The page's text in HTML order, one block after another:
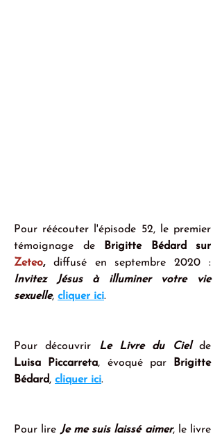
Pour réécouter l'épisode 52, le premier
témoignage de
Zeteo,
Invitez Jésus à illuminer votre vie
sexuelle, cliquer ici.
Pour découvrir Le Livre du Ciel
Luisa Piccarreta, évoqué par
Brigitte
Bédard, cliquer ici.
Pour lire Je me suis laissé aimer, le livre